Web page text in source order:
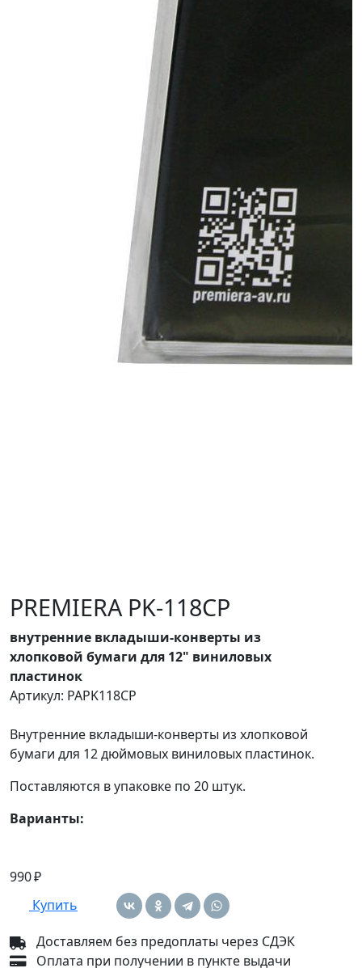
PREMIERA PK-118CP
внутренние вкладыши-конверты из
хлопковой бумаги для 12" виниловых
пластинок
Артикул: PAPK118CP
Внутренние вкладыши-конверты из хлопковой
бумаги для 12 дюймовых виниловых пластинок.
Поставляются в упаковке по 20 штук.
Варианты:
990 ₽
Купить
Доставляем без предоплаты через СДЭК
Оплата при получении в пункте выдачи